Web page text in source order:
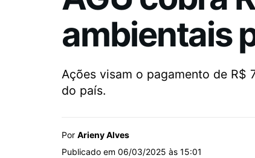
ambientais
Ações visam o pagamento de R$
do país.
Por Arieny Alves
Publicado em 06/03/2025 às 15:01